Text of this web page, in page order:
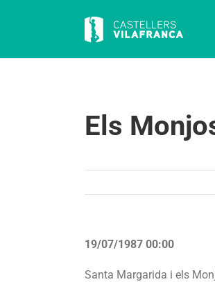
Els
19/07/1987 00:00
Santa Margarida i els